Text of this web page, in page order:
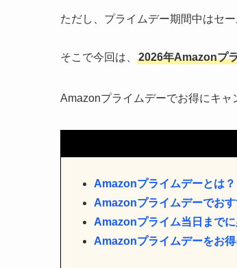
ただし、プライムデー期間中はセ
そこで今回は、 2026年Amazonプ
Amazonプライムデーでお得にキャ
Amazonプライムデーとは？
Amazonプライムデーでお
Amazonプライム当日まで
Amazonプライムデーをお